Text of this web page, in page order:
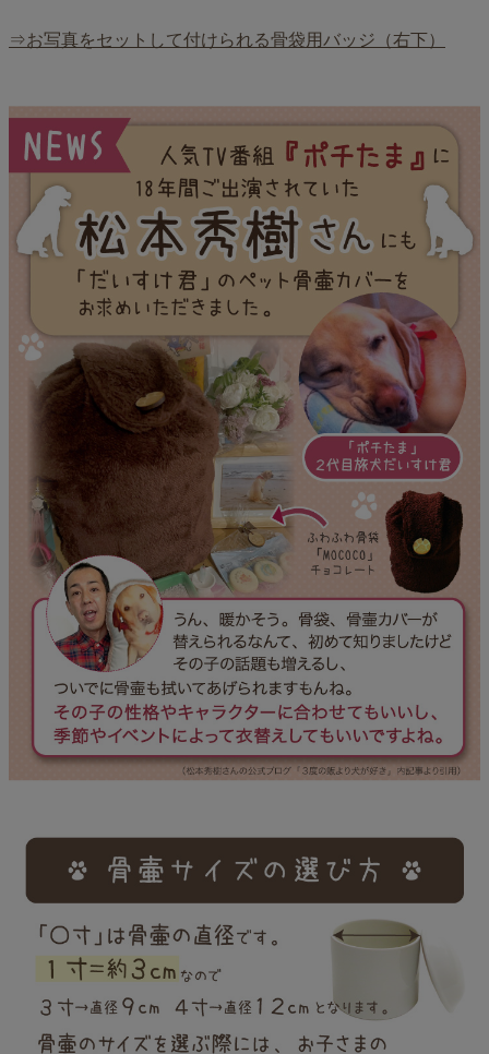
⇒お写真をセットして付けられる骨袋用バッジ（右下）